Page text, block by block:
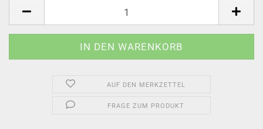
AUF DEN MERKZETTEL
FRAGE ZUM PRODUKT